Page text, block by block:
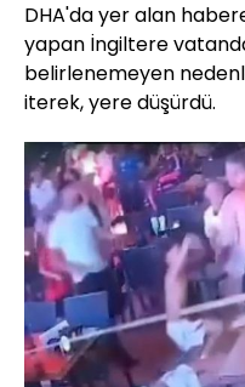
DHA'da yer alan
yapan İngiltere
belirlenemeyen
iterek, yere düşürdü.